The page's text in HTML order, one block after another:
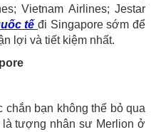
Vietnam Airlines; Jestar
tế đi Singapore sớm để
lợi và tiết kiệm nhất.
bạn không thể bỏ qua
tượng nhân sư Merlion ở